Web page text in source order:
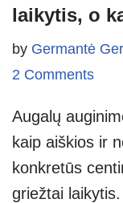
laikytis, o
by Germantė
2 Comments
Augalų
kaip aiškios ir
konkretūs
griežtai